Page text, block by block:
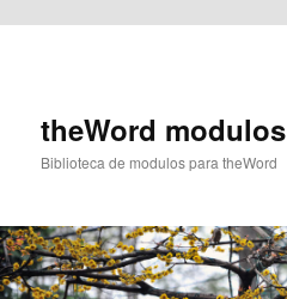
theWord modulos
Biblioteca de modulos para theWord